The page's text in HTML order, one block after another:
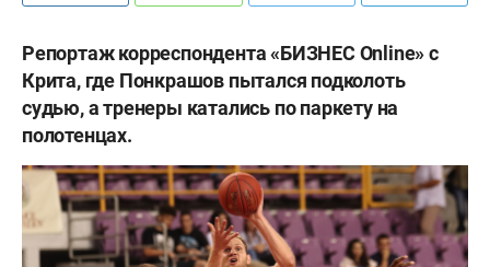
Репортаж корреспондента «БИЗНЕС Online» с
Крита, где Понкрашов пытался подколоть
судью, а тренеры катались по паркету на
полотенцах.